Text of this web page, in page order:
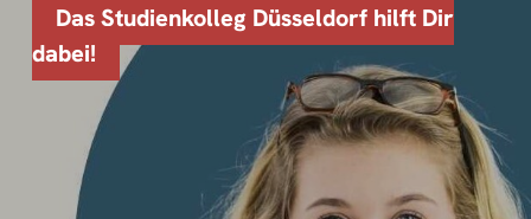
Das Studienkolleg Düsseldorf hilft Dir
dabei!